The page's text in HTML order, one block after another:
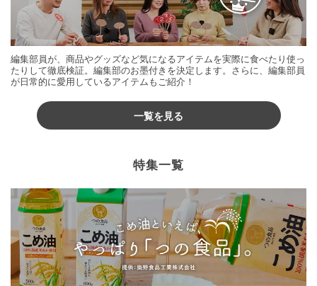
編集部員が、商品やグッズなど気になるアイテムを実際に食べたり使っ
たりして徹底検証。編集部のお墨付きを決定します。さらに、編集部員
が日常的に愛用しているアイテムもご紹介！
一覧を見る
特集一覧